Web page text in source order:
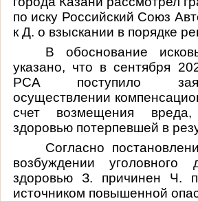
по иску Российский Союз
к Д. о взыскании в порядке
В обоснование
указано, что в сентября
РСА поступило
осуществлении
счет возмещения вреда,
здоровью потерпевшей в
Согласно
возбуждении
здоровью З. причинен Ч.
источником повышенной